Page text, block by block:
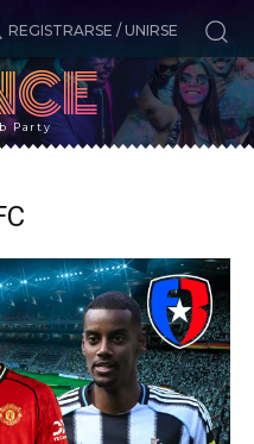
REGISTRARSE / UNIRSE
Party